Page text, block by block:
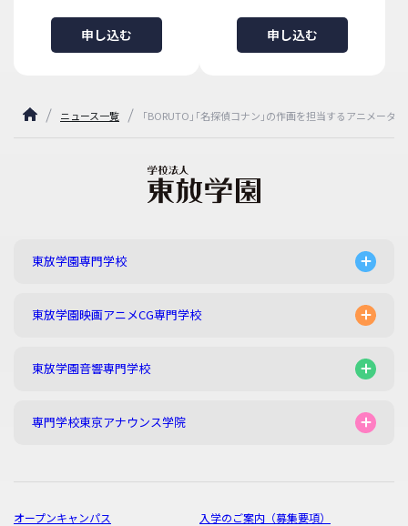
申し込む 申し込む
ニュース一覧 ｢BORUTO｣｢名探偵コナン｣の作画を担当するアニメータ
東放学園専門学校
東放学園映画アニメCG専門学校
東放学園音響専門学校
専門学校東京アナウンス学院
オープンキャンパス
入学のご案内（募集要項）